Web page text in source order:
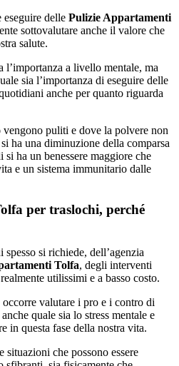
delle Pulizie Appartamenti
sottovalutare anche il valore che
salute.
l’importanza a livello mentale, ma
sia l’importanza di eseguire delle
anche per quanto riguarda
puliti e dove la polvere non
ha una diminuzione della comparsa
ha un benessere maggiore che
e un sistema immunitario dalle
per traslochi, perché
si richiede, dell’agenzia
Tolfa, degli interventi
utilissimi e a basso costo.
valutare i pro e i contro di
quale sia lo stress mentale e
in questa fase della nostra vita.
situazioni che possono essere